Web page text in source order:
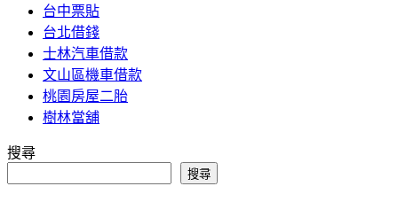
台中票貼
台北借錢
士林汽車借款
文山區機車借款
桃園房屋二胎
樹林當舖
搜尋
搜尋